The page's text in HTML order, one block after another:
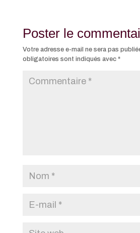
Poster le
Votre adresse e-mail ne sera pas
obligatoires sont indiqués avec *